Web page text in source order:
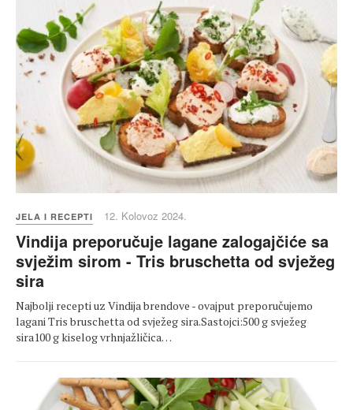
JELA I RECEPTI 12. Kolovoz 2024.
Vindija preporučuje lagane zalogajčiće sa
svježim sirom - Tris bruschetta od svježeg
sira
Najbolji recepti uz Vindija brendove - ovajput preporučujemo
lagani Tris bruschetta od svježeg sira.Sastojci:500 g svježeg
sira100 g kiselog vrhnjažličica…